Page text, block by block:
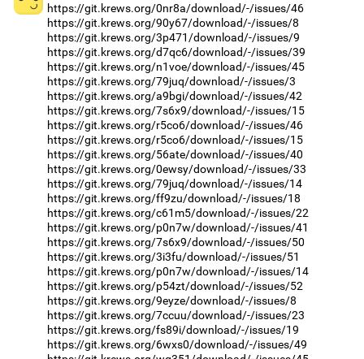
https://git.krews.org/0nr8a/download/-/issues/46
https://git.krews.org/90y67/download/-/issues/8
https://git.krews.org/3p471/download/-/issues/9
https://git.krews.org/d7qc6/download/-/issues/39
https://git.krews.org/n1voe/download/-/issues/45
https://git.krews.org/79juq/download/-/issues/3
https://git.krews.org/a9bgi/download/-/issues/42
https://git.krews.org/7s6x9/download/-/issues/15
https://git.krews.org/r5co6/download/-/issues/46
https://git.krews.org/r5co6/download/-/issues/15
https://git.krews.org/56ate/download/-/issues/40
https://git.krews.org/0ewsy/download/-/issues/33
https://git.krews.org/79juq/download/-/issues/14
https://git.krews.org/ff9zu/download/-/issues/18
https://git.krews.org/c61m5/download/-/issues/22
https://git.krews.org/p0n7w/download/-/issues/41
https://git.krews.org/7s6x9/download/-/issues/50
https://git.krews.org/3i3fu/download/-/issues/51
https://git.krews.org/p0n7w/download/-/issues/14
https://git.krews.org/p54zt/download/-/issues/52
https://git.krews.org/9eyze/download/-/issues/8
https://git.krews.org/7ccuu/download/-/issues/23
https://git.krews.org/fs89i/download/-/issues/19
https://git.krews.org/6wxs0/download/-/issues/49